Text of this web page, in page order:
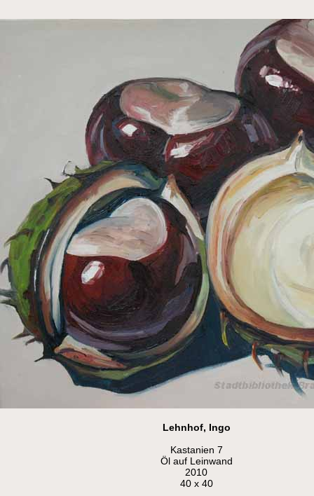
Lehnhof, Ingo
Kastanien 7
Öl auf Leinwand
2010
40 x 40